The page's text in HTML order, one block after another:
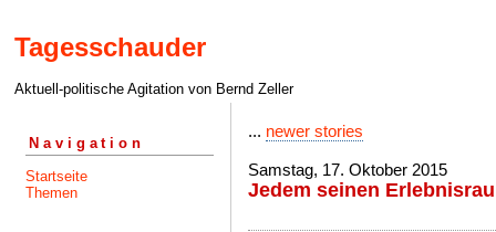
Tagesschauder
Aktuell-politische Agitation von Bernd Zeller
Navigation
Startseite
Themen
... newer stories
Samstag, 17. Oktober 2015
Jedem seinen